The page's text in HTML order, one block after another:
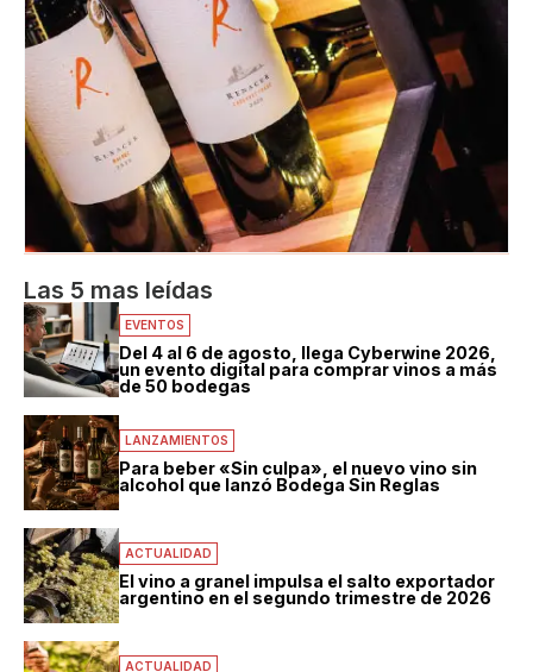
Las 5 mas leídas
EVENTOS
Del 4 al 6 de agosto, llega Cyberwine 2026,
un evento digital para comprar vinos a más
de 50 bodegas
LANZAMIENTOS
Para beber «Sin culpa», el nuevo vino sin
alcohol que lanzó Bodega Sin Reglas
ACTUALIDAD
El vino a granel impulsa el salto exportador
argentino en el segundo trimestre de 2026
ACTUALIDAD